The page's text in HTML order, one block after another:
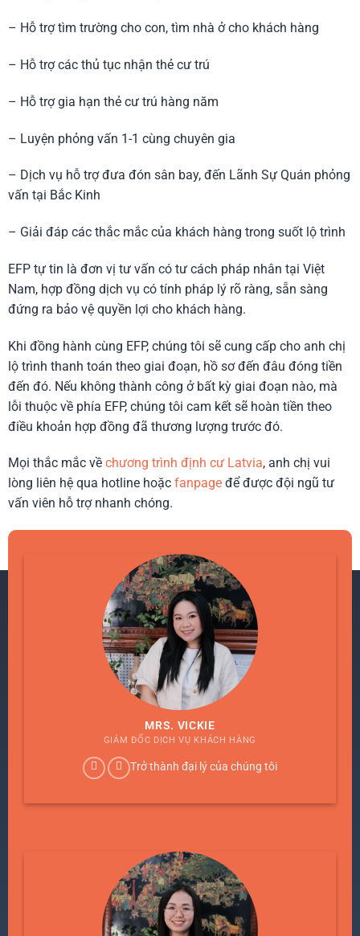
– Hỗ trợ tìm trường cho con, tìm nhà ở cho khách hàng
– Hỗ trợ các thủ tục nhận thẻ cư trú
– Hỗ trợ gia hạn thẻ cư trú hàng năm
– Luyện phỏng vấn 1-1 cùng chuyên gia
– Dịch vụ hỗ trợ đưa đón sân bay, đến Lãnh Sự Quán phỏng
vấn tại Bắc Kinh
– Giải đáp các thắc mắc của khách hàng trong suốt lộ trình
EFP tự tin là đơn vị tư vấn có tư cách pháp nhân tại Việt
Nam, hợp đồng dịch vụ có tính pháp lý rõ ràng, sẵn sàng
đứng ra bảo vệ quyền lợi cho khách hàng.
Khi đồng hành cùng EFP, chúng tôi sẽ cung cấp cho anh chị
lộ trình thanh toán theo giai đoạn, hồ sơ đến đâu đóng tiền
đến đó. Nếu không thành công ở bất kỳ giai đoạn nào, mà
lỗi thuộc về phía EFP, chúng tôi cam kết sẽ hoàn tiền theo
điều khoản hợp đồng đã thương lượng trước đó.
Mọi thắc mắc về chương trình định cư Latvia, anh chị vui
lòng liên hệ qua hotline hoặc fanpageđể được đội ngũ tư
vấn viên hỗ trợ nhanh chóng.
MRS. VICKIE
GIÁM ĐỐC DỊCH VỤ KHÁCH HÀNG
Trở thành đại lý của chúng tôi